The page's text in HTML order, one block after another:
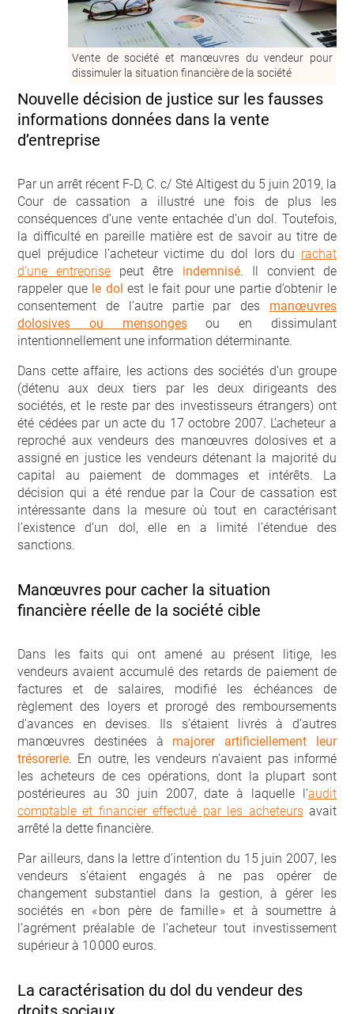
Vente de société et manœuvres du vendeur pour
dissimuler la situation financière de la société
Nouvelle décision de justice sur les fausses
informations données dans la vente
d’entreprise
Par un arrêt récent F-D, C. c/ Sté Altigest du 5 juin 2019, la
Cour de cassation a illustré une fois de plus les
conséquences d’une vente entachée d’un dol. Toutefois,
la difficulté en pareille matière est de savoir au titre de
quel préjudice l’acheteur victime du dol lors du rachat
d’une entreprise peut être indemnisé. Il convient de
rappeler que le dol est le fait pour une partie d’obtenir le
consentement de l’autre partie par des manœuvres
dolosives ou mensongesou en dissimulant
intentionnellement une information déterminante.
Dans cette affaire, les actions des sociétés d’un groupe
(détenu aux deux tiers par les deux dirigeants des
sociétés, et le reste par des investisseurs étrangers) ont
été cédées par un acte du 17 octobre 2007. L’acheteur a
reproché aux vendeurs des manœuvres dolosives et a
assigné en justice les vendeurs détenant la majorité du
capital au paiement de dommages et intérêts. La
décision qui a été rendue par la Cour de cassation est
intéressante dans la mesure où tout en caractérisant
l’existence d’un dol, elle en a limité l’étendue des
sanctions.
Manœuvres pour cacher la situation
financière réelle de la société cible
Dans les faits qui ont amené au présent litige, les
vendeurs avaient accumulé des retards de paiement de
factures et de salaires, modifié les échéances de
règlement des loyers et prorogé des remboursements
d’avances en devises. Ils s’étaient livrés à d’autres
manœuvres destinées à majorer artificiellement leur
trésorerie. En outre, les vendeurs n’avaient pas informé
les acheteurs de ces opérations, dont la plupart sont
postérieures au 30 juin 2007, date à laquelle l’audit
comptable et financier effectué par les acheteursavait
arrêté la dette financière.
Par ailleurs, dans la lettre d’intention du 15 juin 2007, les
vendeurs s’étaient engagés à ne pas opérer de
changement substantiel dans la gestion, à gérer les
sociétés en « bon père de famille » et à soumettre à
l’agrément préalable de l’acheteur tout investissement
supérieur à 10 000 euros.
La caractérisation du dol du vendeur des